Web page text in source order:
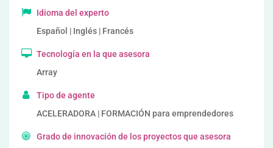
Idioma del experto
Español | Inglés | Francés
Tecnología en la que asesora
Array
Tipo de agente
ACELERADORA | FORMACIÓN para emprendedores
Grado de innovación de los proyectos que asesora